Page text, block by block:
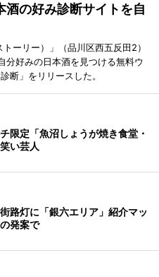
酒の好み診断サイトを自
ーリー）」（品川区西五反田2）
分好みの日本酒を見つける無料ウ
断」をリリースした。
限定「魚沼しょうが焼き食堂・
い芸人
路灯に「銀六エリア」紹介マッ
発案で